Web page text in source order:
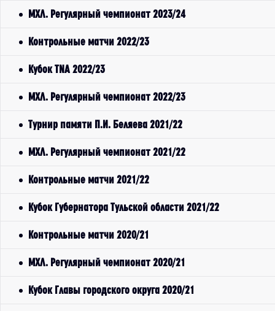
МХЛ. Регулярный чемпионат 2023/24
Контрольные матчи 2022/23
Кубок TNA 2022/23
МХЛ. Регулярный чемпионат 2022/23
Турнир памяти П.И. Беляева 2021/22
МХЛ. Регулярный чемпионат 2021/22
Контрольные матчи 2021/22
Кубок Губернатора Тульской области 2021/22
Контрольные матчи 2020/21
МХЛ. Регулярный чемпионат 2020/21
Кубок Главы городского округа 2020/21